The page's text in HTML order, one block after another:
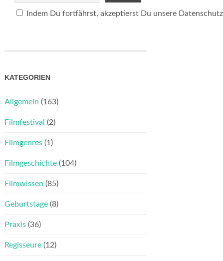
Indem Du fortfährst, akzeptierst Du unsere
KATEGORIEN
Allgemein (163)
Filmfestival (2)
Filmgenres (1)
Filmgeschichte (104)
Filmwissen (85)
Geburtstage (8)
Praxis (36)
Regisseure (12)